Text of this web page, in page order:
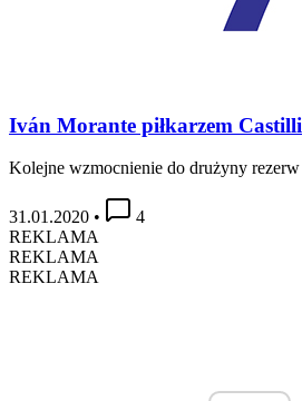
Iván Morante piłkarzem Castilli
Kolejne wzmocnienie do drużyny rezerw
31.01.2020 •
4
REKLAMA
REKLAMA
REKLAMA